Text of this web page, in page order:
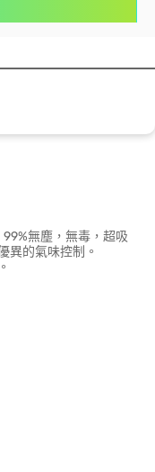
無塵，無毒，超吸
異的氣味控制。